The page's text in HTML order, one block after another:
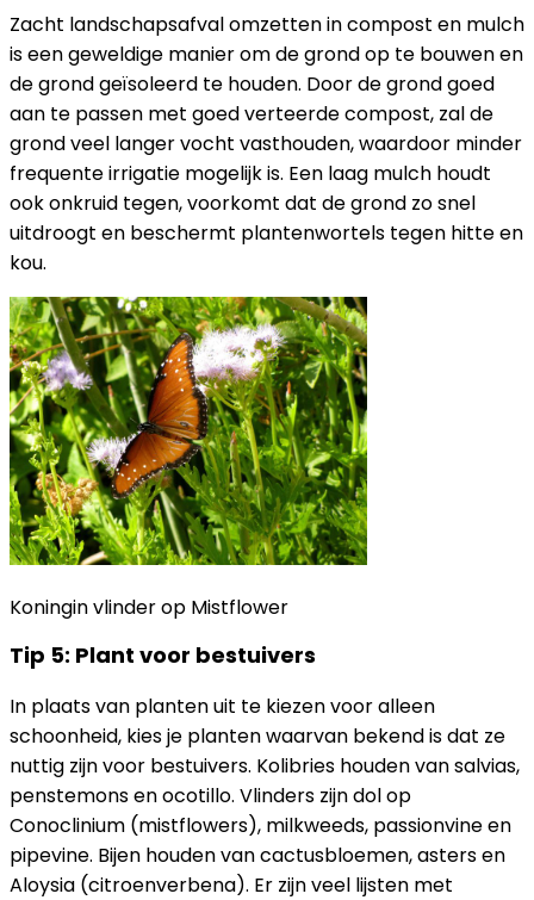
Zacht landschapsafval omzetten in compost en mulch
is een geweldige manier om de grond op te bouwen en
de grond geïsoleerd te houden. Door de grond goed
aan te passen met goed verteerde compost, zal de
grond veel langer vocht vasthouden, waardoor minder
frequente irrigatie mogelijk is. Een laag mulch houdt
ook onkruid tegen, voorkomt dat de grond zo snel
uitdroogt en beschermt plantenwortels tegen hitte en
kou.
Koningin vlinder op Mistflower
Tip 5: Plant voor bestuivers
In plaats van planten uit te kiezen voor alleen
schoonheid, kies je planten waarvan bekend is dat ze
nuttig zijn voor bestuivers. Kolibries houden van salvias,
penstemons en ocotillo. Vlinders zijn dol op
Conoclinium (mistflowers), milkweeds, passionvine en
pipevine. Bijen houden van cactusbloemen, asters en
Aloysia (citroenverbena). Er zijn veel lijsten met